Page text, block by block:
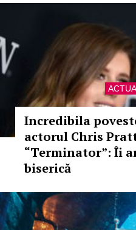
Incredibila
actorul Chris
“Terminator”: Îi
biserică